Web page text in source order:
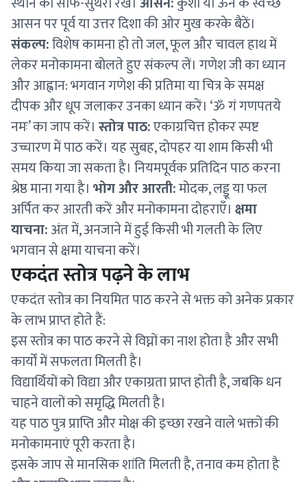
आसन पर पूर्व या उत्तर दिशा की ओर मुख करके बैठें।
संकल्प:विशेष कामना हो तो जल, फूल और चावल हाथ में
लेकर मनोकामना बोलते हुए संकल्प लें। गणेश जी का ध्यान
और आह्वान: भगवान गणेश की प्रतिमा या चित्र के समक्ष
दीपक और धूप जलाकर उनका ध्यान करें। ‘ॐ गं गणपतये
नमः’ का जाप करें। स्तोत्र पाठ:एकाग्रचित्त होकर स्पष्ट
उच्चारण में पाठ करें। यह सुबह, दोपहर या शाम किसी भी
समय किया जा सकता है। नियमपूर्वक प्रतिदिन पाठ करना
श्रेष्ठ माना गया है। भोग और आरती:मोदक, लड्डू या फल
अर्पित कर आरती करें और मनोकामना दोहराएँ। क्षमा
याचना:अंत में, अनजाने में हुई किसी भी गलती के लिए
भगवान से क्षमा याचना करें।
एकदंत स्तोत्र पढ़ने के लाभ
एकदंत स्तोत्र का नियमित पाठ करने से भक्त को अनेक प्रकार
के लाभ प्राप्त होते हैं:
इस स्तोत्र का पाठ करने से विघ्नों का नाश होता है और सभी
कार्यों में सफलता मिलती है।
विद्यार्थियों को विद्या और एकाग्रता प्राप्त होती है, जबकि धन
चाहने वालों को समृद्धि मिलती है।
यह पाठ पुत्र प्राप्ति और मोक्ष की इच्छा रखने वाले भक्तों की
मनोकामनाएं पूरी करता है।
इसके जाप से मानसिक शांति मिलती है, तनाव कम होता है